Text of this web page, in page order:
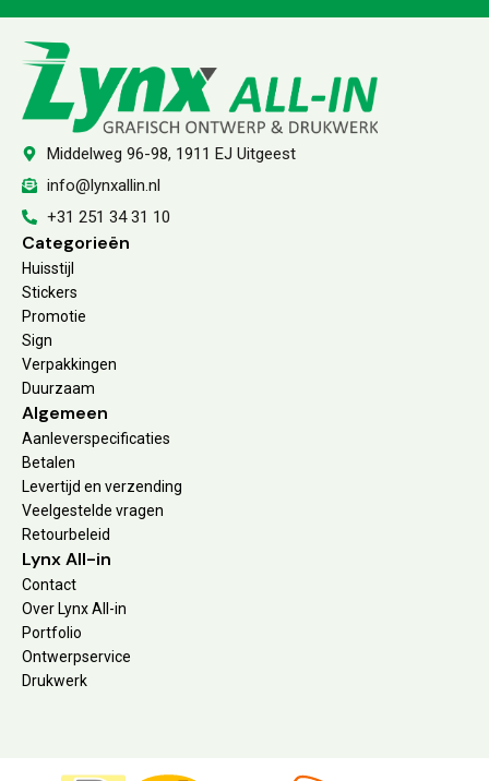
Middelweg 96-98, 1911 EJ Uitgeest
info@lynxallin.nl
+31 251 34 31 10
Categorieën
Huisstijl
Stickers
Promotie
Sign
Verpakkingen
Duurzaam
Algemeen
Aanleverspecificaties
Betalen
Levertijd en verzending
Veelgestelde vragen
Retourbeleid
Lynx All-in
Contact
Over Lynx All-in
Portfolio
Ontwerpservice
Drukwerk